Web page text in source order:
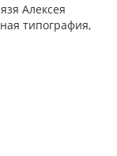
Алексея
типография,